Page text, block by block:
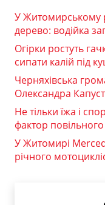
У Житомирському
дерево: водійка
Огірки ростуть
сипати калій під
Черняхівська
Олександра
Не тільки їжа і
фактор
У Житомирі
річного